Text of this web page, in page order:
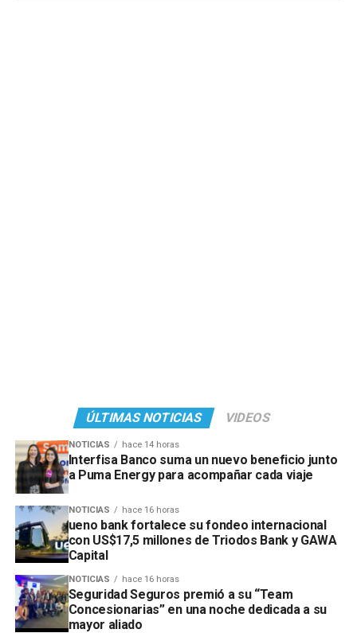
ÚLTIMAS NOTICIAS VIDEOS
NOTICIAS hace 14 horas
Interfisa Banco suma un nuevo beneficio junto
a Puma Energy para acompañar cada viaje
NOTICIAS hace 16 horas
ueno bank fortalece su fondeo internacional
con US$17,5 millones de Triodos Bank y GAWA
Capital
NOTICIAS hace 16 horas
Seguridad Seguros premió a su “Team
Concesionarias” en una noche dedicada a su
mayor aliado